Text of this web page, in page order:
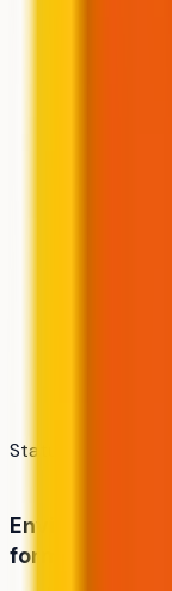
Statut
Envie de
formation ?